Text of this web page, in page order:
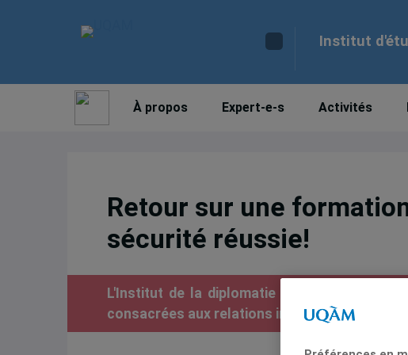
Institut
À propos Expert-e-s Activités
Retour sur une
sécurité réussie!
L'Institut de la diplomatie a pour but de
consacrées aux relations internationales